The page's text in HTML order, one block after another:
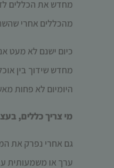
מחדש את הכללים
מהכללים אחרי
כיום ישנם לא מעט
מחדש שידוך בין
היומיום לא פחות
מי צריך כללים,
גם אחרי נפרק את
ערך או משמעותית